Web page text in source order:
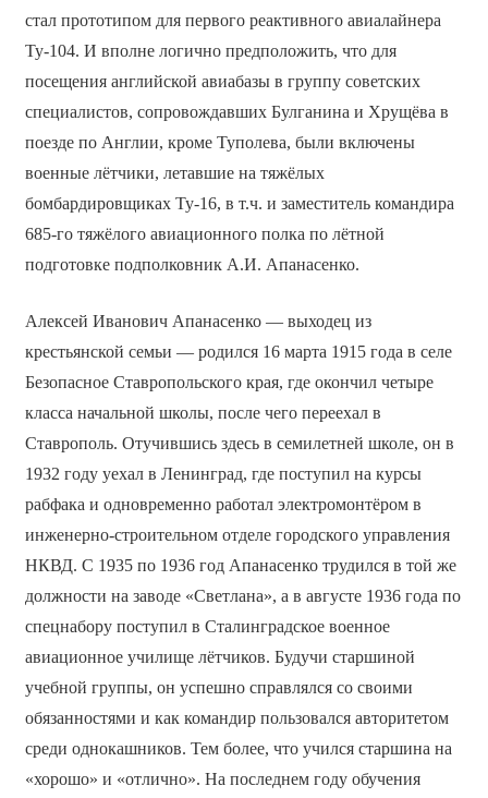
стал прототипом для первого реактивного авиалайнера
Ту-104. И вполне логично предположить, что для
посещения английской авиабазы в группу советских
специалистов, сопровождавших Булганина и Хрущёва в
поезде по Англии, кроме Туполева, были включены
военные лётчики, летавшие на тяжёлых
бомбардировщиках Ту-16, в т.ч. и заместитель командира
685-го тяжёлого авиационного полка по лётной
подготовке подполковник А.И. Апанасенко.
Алексей Иванович Апанасенко — выходец из
крестьянской семьи — родился 16 марта 1915 года в селе
Безопасное Ставропольского края, где окончил четыре
класса начальной школы, после чего переехал в
Ставрополь. Отучившись здесь в семилетней школе, он в
1932 году уехал в Ленинград, где поступил на курсы
рабфака и одновременно работал электромонтёром в
инженерно-строительном отделе городского управления
НКВД. С 1935 по 1936 год Апанасенко трудился в той же
должности на заводе «Светлана», а в августе 1936 года по
спецнабору поступил в Сталинградское военное
авиационное училище лётчиков. Будучи старшиной
учебной группы, он успешно справлялся со своими
обязанностями и как командир пользовался авторитетом
среди однокашников. Тем более, что учился старшина на
«хорошо» и «отлично». На последнем году обучения